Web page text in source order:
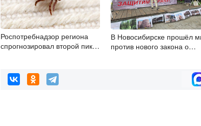
Роспотребнадзор региона
спрогнозировал второй пик
В Новосибирске прошёл
против нового закона о